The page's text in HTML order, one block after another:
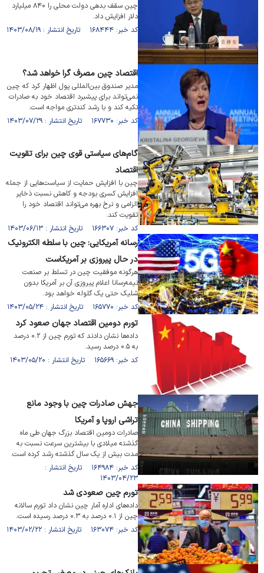
چین سقف بدهی دولت محلی را ۸۴۰ میلیارد
دلار افزایش داد.
کد خبر: ۱۶۸۴۴۴ تاریخ انتشار : ۱۴۰۳/۰۸/۱۹
اقتصاد چین مصرف گرا خواهد شد؟
مدیر صندوق بین‌المللی پول اظهار کرد که چین
نمی‌تواند برای پیشبرد اقتصاد خود به صادرات
تکیه کند و با رشد کندتری مواجه است.
کد خبر: ۱۶۷۷۳۰ تاریخ انتشار : ۱۴۰۳/۰۷/۲۹
گام‌های سیاستی قوی چین برای تقویت
اقتصاد
چین با افزایش حمایت از سیاست‌هایی از جمله
افزایش کسری بودجه و کاهش نسبت ذخایر
الزامی و نرخ بهره می‌تواند اقتصاد خود را
تقویت کند.
کد خبر: ۱۶۶۳۰۷ تاریخ انتشار : ۱۴۰۳/۰۶/۱۳
رسانه آمریکایی: چین با سلطه الکترونیک
در حال پیروزی بر آمریکاست
هرگونه موفقیت چین در تسلط بر صنعت
نیمه‌رسانا اعلام پیروزی آن بر آمریکا بدون
شلیک حتی یک گلوله خواهد بود.
کد خبر: ۱۶۵۷۷۰ تاریخ انتشار : ۱۴۰۳/۰۵/۲۴
تورم دومین اقتصاد جهان صعود کرد
داده‌ها نشان دادند که تورم چین از ۰.۲ درصد
به ۰.۵ درصد رسید.
کد خبر: ۱۶۵۶۶۹ تاریخ انتشار : ۱۴۰۳/۰۵/۲۰
جهش صادرات چین با وجود مانع
تراشی اروپا و آمریکا
صادرات دومین اقتصاد بزرگ جهان طی ماه
گذشته میلادی با بیشترین سرعت نسبت به
مدت بیش از یک سال گذشته رشد کرده است.
کد خبر: ۱۶۴۹۸۴ تاریخ انتشار :
۱۴۰۳/۰۴/۲۳
تورم چین صعودی شد
داده‌های اداره آمار چین نشان داد تورم سالانه
چین از ۰.۱ درصد به ۰.۳ درصد رسیده است.
کد خبر: ۱۶۳۰۷۴ تاریخ انتشار : ۱۴۰۳/۰۲/۲۲